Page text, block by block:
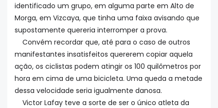
identificado um grupo, em alguma parte em Alto de
Morga, em Vizcaya, que tinha uma faixa avisando que
supostamente quereria interromper a prova.
Convém recordar que, até para o caso de outros
manifestantes insatisfeitos quererem copiar aquela
ação, os ciclistas podem atingir os 100 quilômetros por
hora em cima de uma bicicleta. Uma queda a metade
dessa velocidade seria igualmente danosa.
Victor Lafay teve a sorte de ser o único atleta da